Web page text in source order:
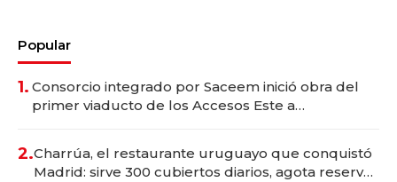
Popular
1. Consorcio integrado por Saceem inició obra del
primer viaducto de los Accesos Este a
2.Charrúa, el restaurante uruguayo que conquistó
Madrid: sirve 300 cubiertos diarios, agota reservas